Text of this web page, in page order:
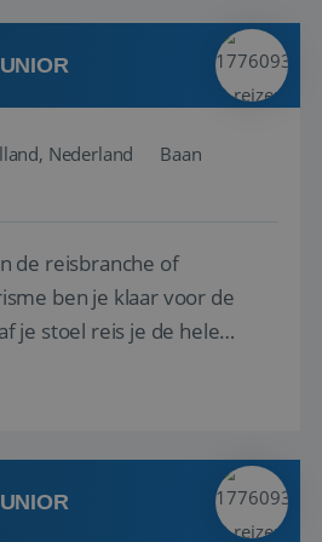
om vragen ...
Nederland
Baan
de reisbranche of
ben je klaar voor de
je stoel reis je de hele
je klant en wat er in de
om die droomreis te